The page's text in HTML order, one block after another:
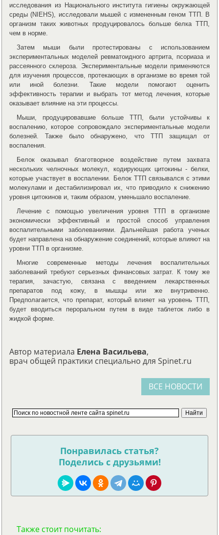
исследования из Национального института гигиены окружающей
среды (NIEHS), исследовали мышей с измененным геном ТТП. В
организм таких животных продуцировалось больше белка ТТП,
чем в норме.
Затем мыши были протестированы с использованием
экспериментальных моделей ревматоидного артрита, псориаза и
рассеянного склероза. Экспериментальные модели применяются
для изучения процессов, протекающих в организме во время той
или иной болезни. Такие модели помогают оценить
эффективность терапии и выбрать тот метод лечения, которые
оказывает влияние на эти процессы.
Мыши, продуцировавшие больше ТТП, были устойчивы к
воспалению, которое сопровождало экспериментальные модели
болезней. Также было обнаружено, что ТТП защищал от
воспаления.
Белок оказывал благотворное воздействие путем захвата
нескольких челночных молекул, кодирующих цитокины - белки,
которые участвует в воспалении. Белок ТТП связывался с этими
молекулами и дестабилизировал их, что приводило к снижению
уровня цитокинов и, таким образом, уменьшало воспаление.
Лечение с помощью увеличения уровня ТТП в организме
экономически эффективный и простой способ управления
воспалительными заболеваниями. Дальнейшая работа ученых
будет направлена на обнаружение соединений, которые влияют на
уровни ТТП в организме.
Многие современные методы лечения воспалительных
заболеваний требуют серьезных финансовых затрат. К тому же
терапия, зачастую, связана с введением лекарственных
препаратов под кожу, в мышцы или же внутривенно.
Предполагается, что препарат, который влияет на уровень ТТП,
будет вводиться пероральном путем в виде таблеток либо в
жидкой форме.
Автор материала Елена Васильева,
врач общей практики специально для Spinet.ru
ВСЕ НОВОСТИ
Понравилась статья?
Поделись с друзьями!
Также стоит почитать: